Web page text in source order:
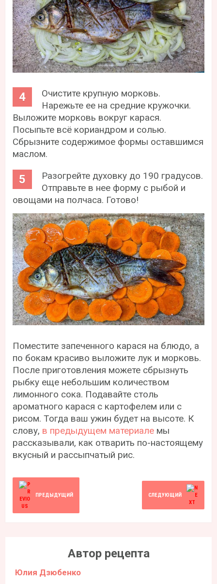
Очистите крупную морковь.
Нарежьте ее на средние кружочки.
Выложите морковь вокруг карася.
Посыпьте всё кориандром и солью.
Сбрызните содержимое формы оставшимся
маслом.
Разогрейте духовку до 190 градусов.
Отправьте в нее форму с рыбой и
овощами на полчаса. Готово!
Поместите запеченного карася на блюдо, а
по бокам красиво выложите лук и морковь.
После приготовления можете сбрызнуть
рыбку еще небольшим количеством
лимонного сока. Подавайте столь
ароматного карася с картофелем или с
рисом. Тогда ваш ужин будет на высоте. К
слову, в предыдущем материале мы
рассказывали, как отварить по-настоящему
вкусный и рассыпчатый рис.
ПРЕДЫДУЩИЙ СЛЕДУЮЩИЙ
Автор рецепта
Юлия Дзюбенко